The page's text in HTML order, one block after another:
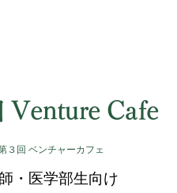
Venture Cafe
３回 ベンチャーカフェ
・医学部生向け